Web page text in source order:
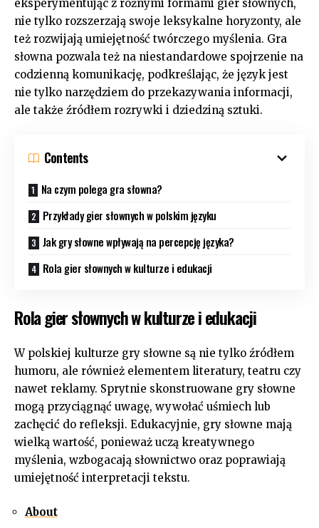
eksperymentując z różnymi formami gier słownych,
nie tylko rozszerzają swoje leksykalne horyzonty, ale
też rozwijają umiejętność twórczego myślenia. Gra
słowna pozwala też na niestandardowe spojrzenie na
codzienną komunikację, podkreślając, że język jest
nie tylko narzędziem do przekazywania informacji,
ale także źródłem rozrywki i dziedziną sztuki.
Contents
Na czym polega gra słowna?
Przykłady gier słownych w polskim języku
Jak gry słowne wpływają na percepcję języka?
Rola gier słownych w kulturze i edukacji
Rola gier słownych w kulturze i edukacji
W polskiej kulturze gry słowne są nie tylko źródłem
humoru, ale również elementem literatury, teatru czy
nawet reklamy. Sprytnie skonstruowane gry słowne
mogą przyciągnąć uwagę, wywołać uśmiech lub
zachęcić do refleksji. Edukacyjnie, gry słowne mają
wielką wartość, ponieważ uczą kreatywnego
myślenia, wzbogacają słownictwo oraz poprawiają
umiejętność interpretacji tekstu.
About